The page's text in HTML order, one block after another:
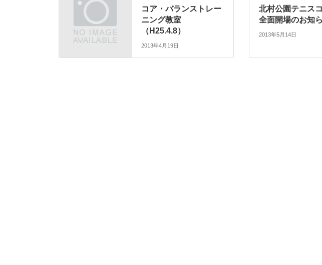
コア・バランストレー
ニング教室
（H25.4.8）
2013年4月19日
北村公園テニス
全面開場のお知
2013年5月14日